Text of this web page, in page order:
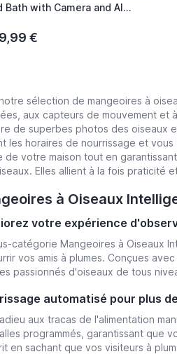
Bath with Camera and AI
€
sélection de mangeoires à
aux capteurs de mouvement et
de superbes photos des oiseaux
les horaires de nourrissage et
de votre maison tout en
Elles allient à la fois praticité
à Oiseaux
votre expérience
catégorie Mangeoires à Oiseaux
vos amis à plumes. Conçues
passionnés d'oiseaux de tous
automatisé pour plus
aux tracas de l'alimentation
programmés, garantissant que
en sachant que vos visiteurs à